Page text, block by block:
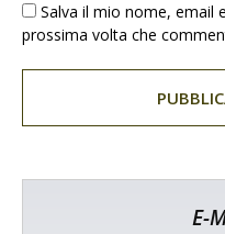
Salva il mio nome, email
prossima volta che
E-